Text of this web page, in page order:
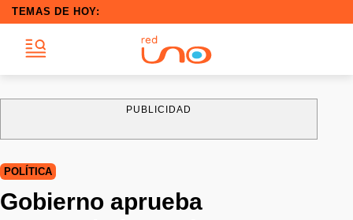
TEMAS DE HOY:
PUBLICIDAD
POLÍTICA
Gobierno aprueba